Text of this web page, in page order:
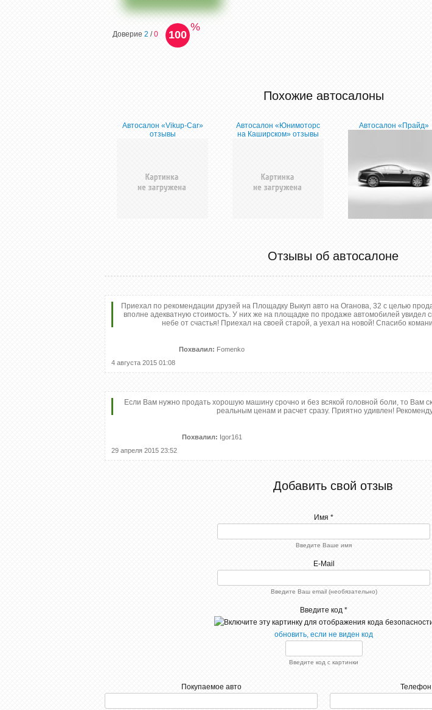
Доверие 2 /0 100
%
Похожие автосалоны
Автосалон «Vikup-Car»
отзывы
Автосалон «Юнимоторс
на Каширском» отзывы
Автосалон «Прайд»
Отзывы об автосалоне
Приехал по рекомендации друзей на Площадку Выкуп авто на Оганова, 32 с целью
вполне адекватную стоимость. У них же на площадке по продаже автомобилей увидел
небе от счастья! Приехал на своей старой, а уехал на новой! Спасибо
Похвалил: Fomenko
4 августа 2015 01:08
Если Вам нужно продать хорошую машину срочно и без всякой головной боли, то Вам
реальным ценам и расчет сразу. Приятно удивлен!
Похвалил: Igor161
29 апреля 2015 23:52
Добавить свой отзыв
Имя *
Введите Ваше имя
E-Mail
Введите Ваш email (необязательно)
Введите код *
обновить, если не виден код
Введите код с картинки
Покупаемое авто